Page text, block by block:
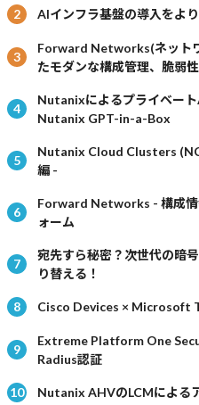
AIインフラ基盤の導入をよ
Forward Networks(ネット
たモダンな構成管理、脆弱
Nutanixによるプライベー
Nutanix GPT-in-a-Box
Nutanix Cloud Clusters (NC2) on AWS -
編 -
Forward Networks - 構成情
ォーム
宛先すら秘密？次世代の暗
り替える！
Cisco Devices × Microsoft
Extreme Platform One
Radius認証
Nutanix AHVのLCMによる